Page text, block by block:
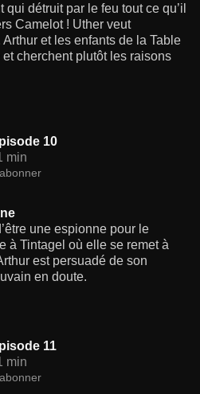
détruit par le feu tout ce qu’il
Camelot ! Uther veut
Arthur et les enfants de la Table
cherchent plutôt les raisons
10
min
une espionne pour le
à Tintagel où elle se remet à
est persuadé de son
en doute.
11
min